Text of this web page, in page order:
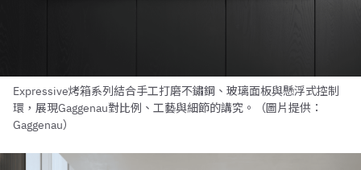
Expressive烤箱系列結合手工打磨不鏽鋼、玻璃面板與懸浮式控制
環，展現Gaggenau對比例、工藝與細節的講究。（圖片提供：
Gaggenau）